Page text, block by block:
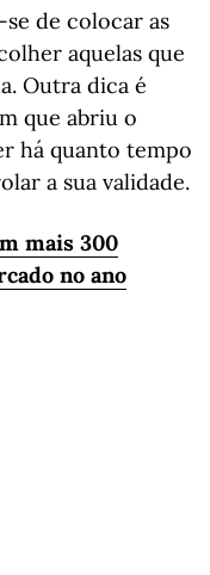
de colocar as
aquelas que
Outra dica é
que abriu o
há quanto tempo
a sua validade.
mais 300
no ano